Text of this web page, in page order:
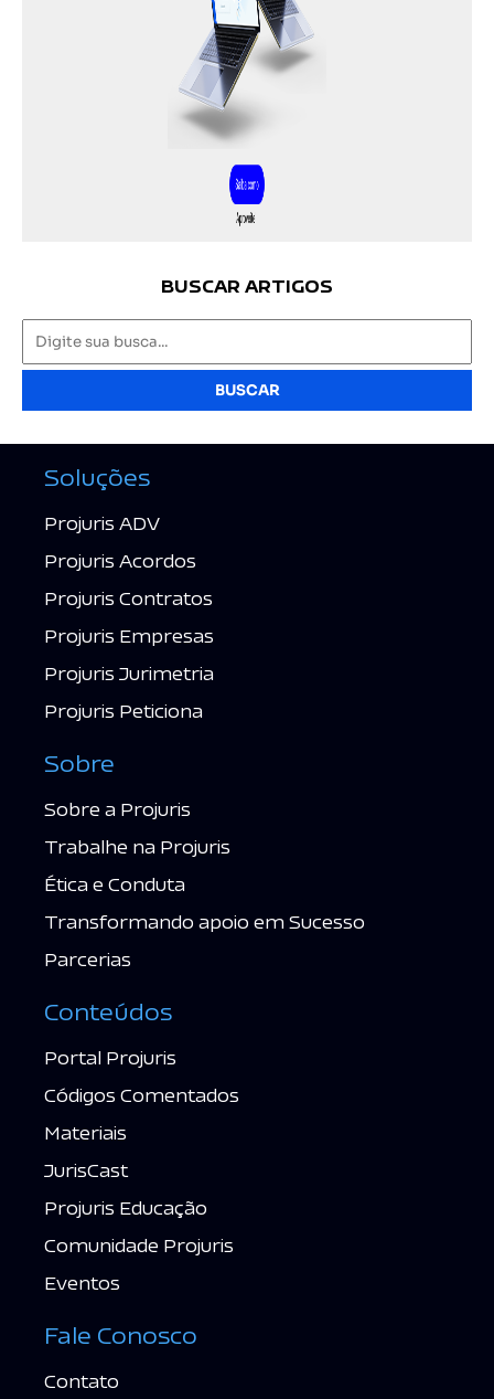
BUSCAR ARTIGOS
BUSCAR
Soluções
Projuris ADV
Projuris Acordos
Projuris Contratos
Projuris Empresas
Projuris Jurimetria
Projuris Peticiona
Sobre
Sobre a Projuris
Trabalhe na Projuris
Ética e Conduta
Transformando apoio em Sucesso
Parcerias
Conteúdos
Portal Projuris
Códigos Comentados
Materiais
JurisCast
Projuris Educação
Comunidade Projuris
Eventos
Fale Conosco
Contato